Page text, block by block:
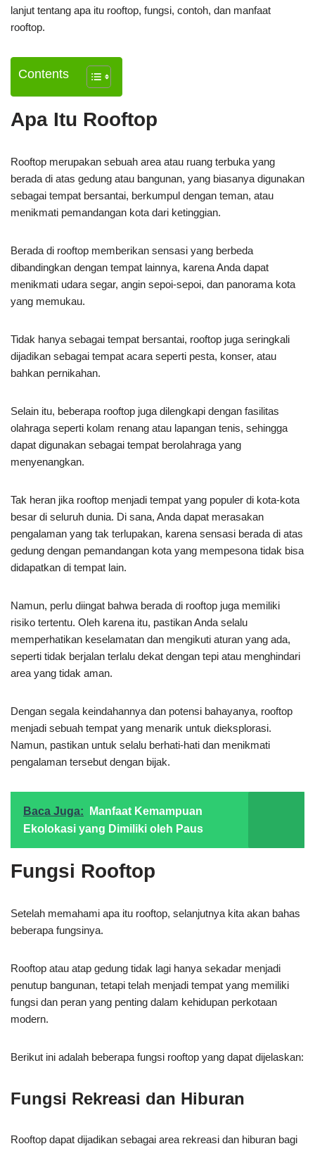
lanjut tentang apa itu rooftop, fungsi, contoh, dan manfaat
rooftop.
Contents
Apa Itu Rooftop
Rooftop merupakan sebuah area atau ruang terbuka yang
berada di atas gedung atau bangunan, yang biasanya digunakan
sebagai tempat bersantai, berkumpul dengan teman, atau
menikmati pemandangan kota dari ketinggian.
Berada di rooftop memberikan sensasi yang berbeda
dibandingkan dengan tempat lainnya, karena Anda dapat
menikmati udara segar, angin sepoi-sepoi, dan panorama kota
yang memukau.
Tidak hanya sebagai tempat bersantai, rooftop juga seringkali
dijadikan sebagai tempat acara seperti pesta, konser, atau
bahkan pernikahan.
Selain itu, beberapa rooftop juga dilengkapi dengan fasilitas
olahraga seperti kolam renang atau lapangan tenis, sehingga
dapat digunakan sebagai tempat berolahraga yang
menyenangkan.
Tak heran jika rooftop menjadi tempat yang populer di kota-kota
besar di seluruh dunia. Di sana, Anda dapat merasakan
pengalaman yang tak terlupakan, karena sensasi berada di atas
gedung dengan pemandangan kota yang mempesona tidak bisa
didapatkan di tempat lain.
Namun, perlu diingat bahwa berada di rooftop juga memiliki
risiko tertentu. Oleh karena itu, pastikan Anda selalu
memperhatikan keselamatan dan mengikuti aturan yang ada,
seperti tidak berjalan terlalu dekat dengan tepi atau menghindari
area yang tidak aman.
Dengan segala keindahannya dan potensi bahayanya, rooftop
menjadi sebuah tempat yang menarik untuk dieksplorasi.
Namun, pastikan untuk selalu berhati-hati dan menikmati
pengalaman tersebut dengan bijak.
Baca Juga:
Manfaat Kemampuan
Ekolokasi yang Dimiliki oleh Paus
Fungsi Rooftop
Setelah memahami apa itu rooftop, selanjutnya kita akan bahas
beberapa fungsinya.
Rooftop atau atap gedung tidak lagi hanya sekadar menjadi
penutup bangunan, tetapi telah menjadi tempat yang memiliki
fungsi dan peran yang penting dalam kehidupan perkotaan
modern.
Berikut ini adalah beberapa fungsi rooftop yang dapat dijelaskan:
Fungsi Rekreasi dan Hiburan
Rooftop dapat dijadikan sebagai area rekreasi dan hiburan bagi